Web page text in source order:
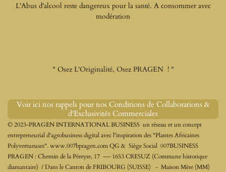
L'Abus d'alcool reste dangereux pour la santé. A consommer avec
modération
" Osez L'Originalité, Osez PRAGEN ! "
Voir ici nos rappels pour nos Conditions de Collaborations &
d'Exclusivités Commerciales
© 2023-PRAGEN INTERNATIONAL BUSINESS un réseau et un concept
entrepreneurial d'agrobusiness digital avec l'inspiration des "Plantes Africaines
Polyvertueuses". www.007bpragen.com QG & Siège Social 007BUSINESS
PRAGEN : Chemin de la Péreyre, 17 --- 1653 CRESUZ (Commune historique
diamantaire) / Dans le Canton de FRIBOURG (SUISSE) - Maison Mère (MM)